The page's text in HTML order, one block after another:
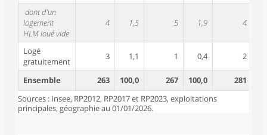
dont d'un
logement
HLM loué vide
4 1,5 5 1,9 4
Logé
gratuitement
3 1,1 1 0,4 2
Ensemble 263 100,0 267 100,0 281
Sources : Insee, RP2012, RP2017 et RP2023, exploitations
principales, géographie au 01/01/2026.